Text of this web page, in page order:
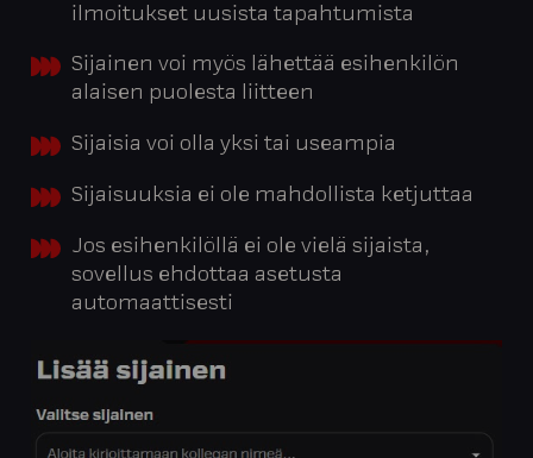
ilmoitukset uusista tapahtumista
Sijainen voi myös lähettää esihenkilön
alaisen puolesta liitteen
Sijaisia voi olla yksi tai useampia
Sijaisuuksia ei ole mahdollista ketjuttaa
Jos esihenkilöllä ei ole vielä sijaista,
sovellus ehdottaa asetusta
automaattisesti